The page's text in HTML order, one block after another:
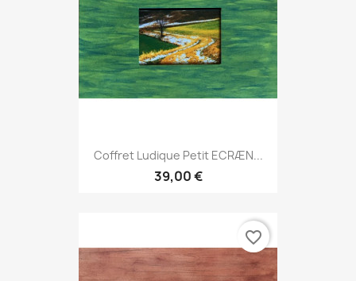
Coffret Ludique Petit ECRÆN...
39,00 €
favorite_border